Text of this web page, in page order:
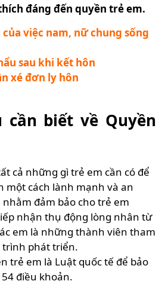
đáng đến quyền trẻ em.
việc nam, nữ chung sống
sau khi kết hôn
xé đơn ly hôn
cần biết về Quyền
cả những gì trẻ em cần có để
một cách lành mạnh và an
đảm bảo cho trẻ em
nhận thụ động lòng nhân từ
em là những thành viên tham
trình phát triển.
trẻ em là Luật quốc tế để bảo
điều khoản.